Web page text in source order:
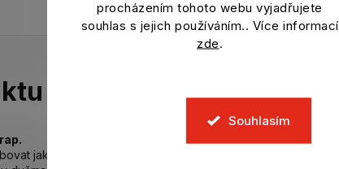
procházením tohoto webu vyjadřujete
souhlas s jejich používáním.. Více informací
zde.
Souhlasím
jako Neymar. Ale zároveň dostatečně ochranné,